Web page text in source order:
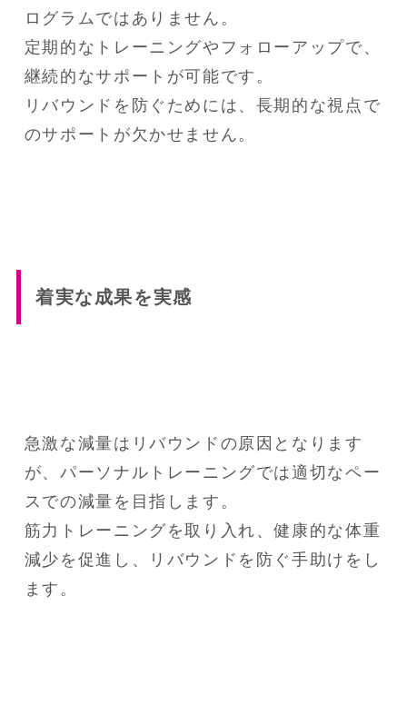
ログラムではありません。
定期的なトレーニングやフォローアップで、
継続的なサポートが可能です。
リバウンドを防ぐためには、長期的な視点で
のサポートが欠かせません。
着実な成果を実感
急激な減量はリバウンドの原因となります
が、パーソナルトレーニングでは適切なペー
スでの減量を目指します。
筋力トレーニングを取り入れ、健康的な体重
減少を促進し、リバウンドを防ぐ手助けをし
ます。